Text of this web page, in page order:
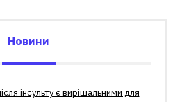
Новини
інсульту є вирішальними для